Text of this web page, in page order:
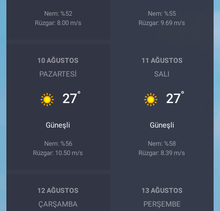
Nem: %52
Rüzgar: 8.00 m/s
Nem: %55
Rüzgar: 9.69 m/s
10 AĞUSTOS
PAZARTESI
27°
Güneşli
Nem: %56
Rüzgar: 10.50 m/s
11 AĞUSTOS
SALI
27°
Güneşli
Nem: %58
Rüzgar: 8.39 m/s
12 AĞUSTOS
ÇARŞAMBA
13 AĞUSTOS
PERŞEMBE